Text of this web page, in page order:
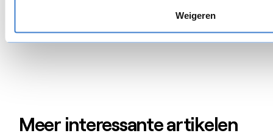
Weigeren
Meer interessante artikelen